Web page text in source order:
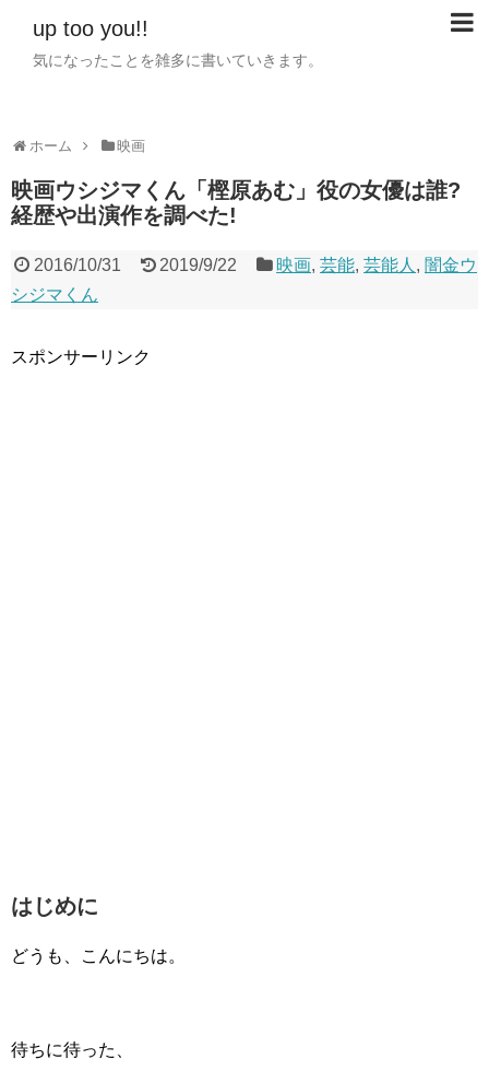
up too you!!
気になったことを雑多に書いていきます。
ホーム 映画
映画ウシジマくん「樫原あむ」役の女優は誰?
経歴や出演作を調べた!
2016/10/31 2019/9/22 映画,芸能,芸能人 , 闇金ウ
シジマくん
スポンサーリンク
はじめに
どうも、こんにちは。
待ちに待った、